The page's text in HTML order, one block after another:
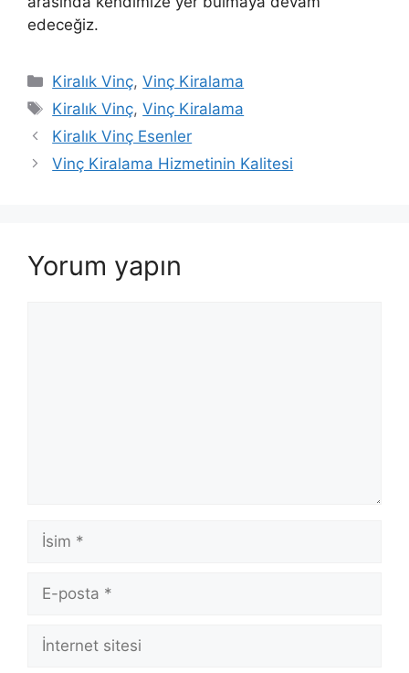
edeceğiz.
Kategoriler
Kiralık Vinç,Vinç Kiralama
Etiketler
Kiralık Vinç,Vinç Kiralama
Kiralık Vinç Esenler
Vinç Kiralama Hizmetinin Kalitesi
Yorum yapın
İsim
posta
İnternet
sitesi